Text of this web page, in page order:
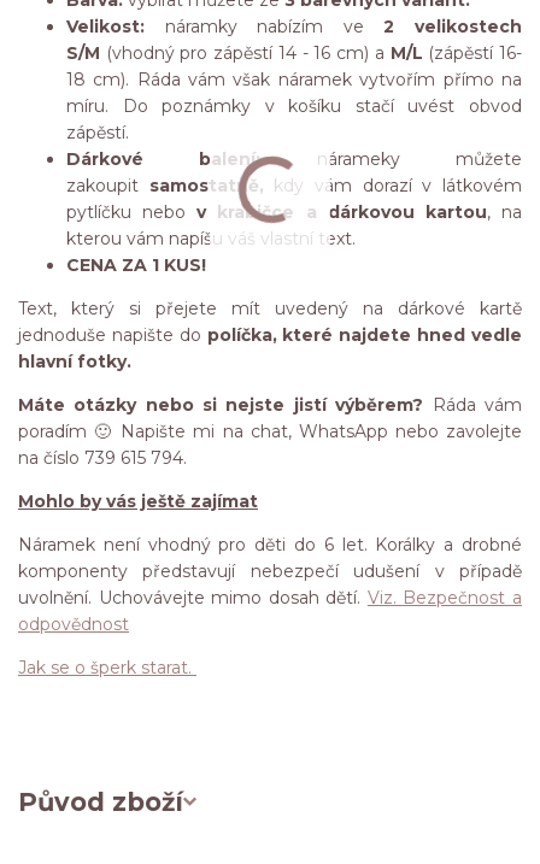
Velikost: náramky nabízím ve2 velikostech
S/M (vhodný pro zápěstí 14 - 16 cm) a M/L (zápěstí 16-
18 cm). Ráda vám však náramek vytvořím přímo na
míru. Do poznámky v košíku stačí uvést obvod
zápěstí.
Dárkové balení: nárameky můžete
zakoupit samostatně, kdy vám dorazí v látkovém
pytlíčku nebov krabičce a dárkovou kartou, na
kterou vám napíšu váš vlastní text.
CENA ZA 1 KUS!
Text, který si přejete mít uvedený na dárkové kartě
jednoduše napište do políčka, které najdete hned vedle
hlavní fotky.
Máte otázky nebo si nejste jistí výběrem? Ráda vám
poradím 🙂 Napište mi na chat, WhatsApp nebo zavolejte
na číslo 739 615 794.
Mohlo by vás ještě zajímat
Náramek není vhodný pro děti do 6 let. Korálky a drobné
komponenty představují nebezpečí udušení v případě
uvolnění. Uchovávejte mimo dosah dětí. Viz. Bezpečnost a
odpovědnost
Jak se o šperk starat.
Původ zboží